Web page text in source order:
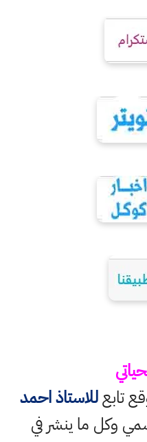
تابعللاستاذ احمد
وكل ما ينشر في